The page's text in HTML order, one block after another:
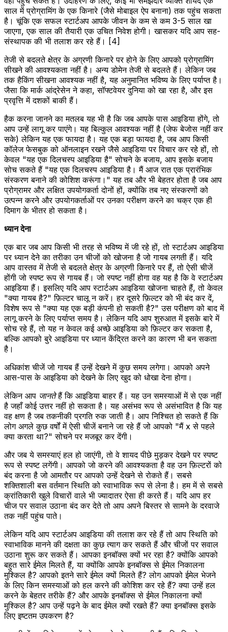
साल में प्रोग्रामिंग के एक किनारे (जैसे मोबाइल ऐप बनाना) तक पहुंच सकता
है। चूंकि एक सफल स्टार्टअप आपके जीवन के कम से कम 3-5 साल खा
जाएगा, एक साल की तैयारी एक उचित निवेश होगी। खासकर यदि आप सह-
संस्थापक की भी तलाश कर रहे हैं। [4]
तेजी से बदलते क्षेत्र के अग्रणी किनारे पर होने के लिए आपको प्रोग्रामिंग
सीखने की आवश्यकता नहीं है। अन्य डोमेन तेजी से बदलते हैं। लेकिन जब
तक हैकिंग सीखना आवश्यक नहीं है, यह अनुमानित भविष्य के लिए पर्याप्त है।
जैसा कि मार्क आंद्रेसेन ने कहा, सॉफ्टवेयर दुनिया को खा रहा है, और इस
प्रवृत्ति में दशकों बाकी हैं।
हैक करना जानने का मतलब यह भी है कि जब आपके पास आइडिया होंगे, तो
आप उन्हें लागू कर पाएंगे। यह बिल्कुल आवश्यक नहीं है (जेफ बेजोस नहीं कर
सके) लेकिन यह एक फायदा है। यह एक बड़ा फायदा है, जब आप किसी
कॉलेज फेसबुक को ऑनलाइन रखने जैसे आइडिया पर विचार कर रहे हों, तो
केवल "यह एक दिलचस्प आइडिया है" सोचने के बजाय, आप इसके बजाय
सोच सकते हैं "यह एक दिलचस्प आइडिया है। मैं आज रात एक प्रारंभिक
संस्करण बनाने की कोशिश करूंगा।" यह तब और भी बेहतर होता है जब आप
प्रोग्रामर और लक्षित उपयोगकर्ता दोनों हों, क्योंकि तब नए संस्करणों को
उत्पन्न करने और उपयोगकर्ताओं पर उनका परीक्षण करने का चक्र एक ही
दिमाग के भीतर हो सकता है।
ध्यान देना
एक बार जब आप किसी भी तरह से भविष्य में जी रहे हों, तो स्टार्टअप आइडिया
पर ध्यान देने का तरीका उन चीजों को खोजना है जो गायब लगती हैं। यदि
आप वास्तव में तेजी से बदलते क्षेत्र के अग्रणी किनारे पर हैं, तो ऐसी चीजें
होंगी जो स्पष्ट रूप से गायब हैं। जो स्पष्ट नहीं होगा वह यह है कि वे स्टार्टअप
आइडिया हैं। इसलिए यदि आप स्टार्टअप आइडिया खोजना चाहते हैं, तो केवल
"क्या गायब है?" फ़िल्टर चालू न करें। हर दूसरे फ़िल्टर को भी बंद कर दें,
विशेष रूप से "क्या यह एक बड़ी कंपनी हो सकती है?" उस परीक्षण को बाद में
लागू करने के लिए पर्याप्त समय है। लेकिन यदि आप शुरुआत में इसके बारे में
सोच रहे हैं, तो यह न केवल कई अच्छे आइडिया को फ़िल्टर कर सकता है,
बल्कि आपको बुरे आइडिया पर ध्यान केंद्रित करने का कारण भी बन सकता
है।
अधिकांश चीजें जो गायब हैं उन्हें देखने में कुछ समय लगेगा। आपको अपने
आस-पास के आइडिया को देखने के लिए खुद को धोखा देना होगा।
लेकिन आप जानतेहैं कि आइडिया बाहर हैं। यह उन समस्याओं में से एक नहीं
है जहाँ कोई उत्तर नहीं हो सकता है। यह असंभव रूप से असंभावित है कि यह
वह क्षण है जब तकनीकी प्रगति रुक जाती है। आप निश्चित हो सकते हैं कि
लोग अगले कुछ वर्षों में ऐसी चीजें बनाने जा रहे हैं जो आपको "मैं x से पहले
क्या करता था?" सोचने पर मजबूर कर देंगी।
और जब ये समस्याएं हल हो जाएंगी, तो वे शायद पीछे मुड़कर देखने पर स्पष्ट
रूप से स्पष्ट लगेंगी। आपको जो करने की आवश्यकता है वह उन फ़िल्टरों को
बंद करना है जो आमतौर पर आपको उन्हें देखने से रोकते हैं। सबसे
शक्तिशाली बस वर्तमान स्थिति को स्वाभाविक रूप से लेना है। हम में से सबसे
क्रांतिकारी खुले विचारों वाले भी ज्यादातर ऐसा ही करते हैं। यदि आप हर
चीज पर सवाल उठाना बंद कर देते तो आप अपने बिस्तर से सामने के दरवाजे
तक नहीं पहुंच पाते।
लेकिन यदि आप स्टार्टअप आइडिया की तलाश कर रहे हैं तो आप स्थिति को
स्वाभाविक मानने की दक्षता का कुछ त्याग कर सकते हैं और चीजों पर सवाल
उठाना शुरू कर सकते हैं। आपका इनबॉक्स क्यों भर रहा है? क्योंकि आपको
बहुत सारे ईमेल मिलते हैं, या क्योंकि आपके इनबॉक्स से ईमेल निकालना
मुश्किल है? आपको इतने सारे ईमेल क्यों मिलते हैं? लोग आपको ईमेल भेजने
के लिए किन समस्याओं को हल करने की कोशिश कर रहे हैं? क्या उन्हें हल
करने के बेहतर तरीके हैं? और आपके इनबॉक्स से ईमेल निकालना क्यों
मुश्किल है? आप उन्हें पढ़ने के बाद ईमेल क्यों रखते हैं? क्या इनबॉक्स इसके
लिए इष्टतम उपकरण है?